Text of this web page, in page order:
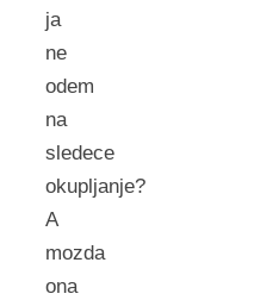
ja
ne
odem
na
sledece
okupljanje?
A
mozda
ona